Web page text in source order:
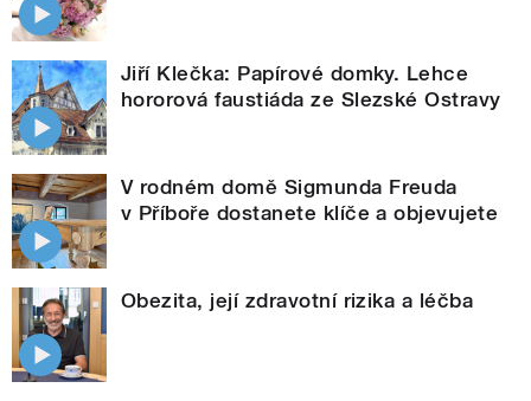
Jiří Klečka: Papírové domky. Lehce
hororová faustiáda ze Slezské Ostravy
V rodném domě Sigmunda Freuda
v Příboře dostanete klíče a objevujete
Obezita, její zdravotní rizika a léčba